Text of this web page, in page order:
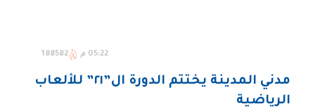
05:22 م 188582
مدني المدينة يختتم الدورة ال”٢١” للألعاب
الرياضية